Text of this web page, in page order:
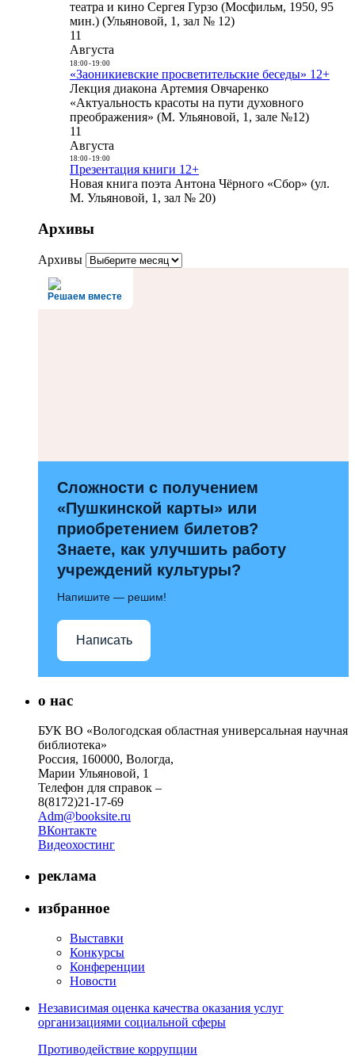
театра и кино Сергея Гурзо (Мосфильм, 1950, 95
мин.) (Ульяновой, 1, зал № 12)
11
Августа
18:00- 19:00
«Заоникиевские просветительские беседы» 12+
Лекция диакона Артемия Овчаренко
«Актуальность красоты на пути духовного
преображения» (М. Ульяновой, 1, зале №12)
11
Августа
18:00- 19:00
Презентация книги 12+
Новая книга поэта Антона Чёрного «Сбор» (ул.
М. Ульяновой, 1, зал № 20)
Архивы
Архивы
Решаем вместе
Сложности с получением
«Пушкинской карты» или
приобретением билетов?
Знаете, как улучшить работу
учреждений культуры?
Напишите — решим!
Написать
о нас
БУК ВО «Вологодская областная универсальная научная
библиотека»
Россия, 160000, Вологда,
Марии Ульяновой, 1
Телефон для справок –
8(8172)21-17-69
Adm@booksite.ru
ВКонтакте
Видеохостинг
реклама
избранное
Выставки
Конкурсы
Конференции
Новости
Независимая оценка качества оказания услуг
организациями социальной сферы
Противодействие коррупции